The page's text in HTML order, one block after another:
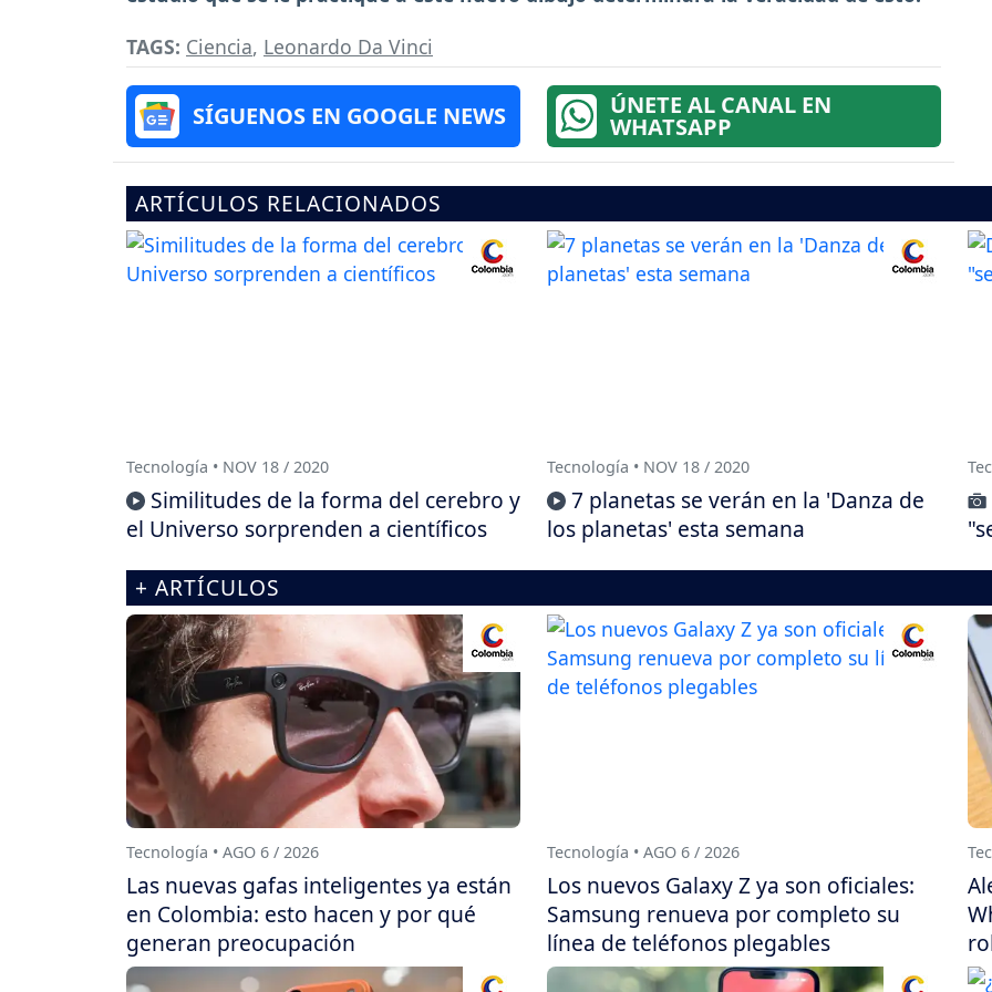
TAGS: Ciencia, Leonardo Da Vinci
SÍGUENOS EN GOOGLE NEWS ÚNETE AL CANAL EN
WHATSAPP
ARTÍCULOS RELACIONADOS
Tecnología • NOV 18 / 2020
Similitudes de la forma del cerebro y
el Universo sorprenden a científicos
Tecnología • NOV 18 / 2020
7 planetas se verán en la 'Danza de
los planetas' esta semana
+ ARTÍCULOS
Tecnología • AGO 6 / 2026
Las nuevas gafas inteligentes ya están
en Colombia: esto hacen y por qué
generan preocupación
Tecnología • AGO 6 / 2026
Los nuevos Galaxy Z ya son oficiales:
Samsung renueva por completo su
línea de teléfonos plegables